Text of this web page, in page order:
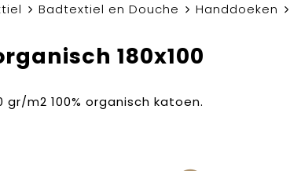
Badtextiel en Douche Handdoeken
180x100
m2 100% organisch katoen.